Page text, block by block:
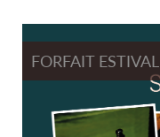
FORFAIT ESTIVAL